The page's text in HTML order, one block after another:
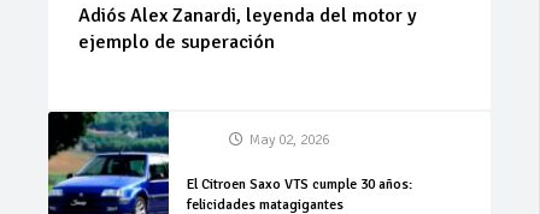
Adiós Alex Zanardi, leyenda del motor y
ejemplo de superación
May 02, 2026
El Citroen Saxo VTS cumple 30 años:
felicidades matagigantes